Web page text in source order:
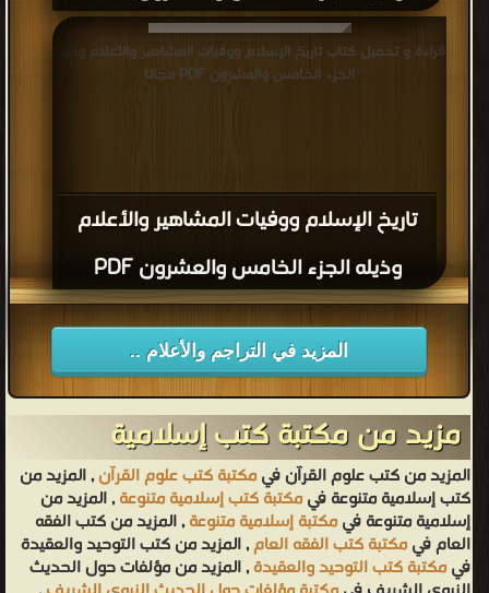
تاريخ الإسلام ووفيات المشاهير والأعلام
وذيله الجزء الخامس والعشرون PDF
قراءة و تحميل كتاب تاريخ الإسلام ووفيات المشاهير والأعلام وذيله
الجزء الخامس والعشرون PDF مجانا
المزيد في التراجم والأعلام ..
مزيد من مكتبة كتب إسلامية
المزيد من كتب علوم القرآن فيمكتبة كتب علوم القرآن, المزيد من
كتب إسلامية متنوعة فيمكتبة كتب إسلامية متنوعة, المزيد من
إسلامية متنوعة فيمكتبة إسلامية متنوعة, المزيد من كتب الفقه
العام فيمكتبة كتب الفقه العام, المزيد من كتب التوحيد والعقيدة
فيمكتبة كتب التوحيد والعقيدة, المزيد من مؤلفات حول الحديث